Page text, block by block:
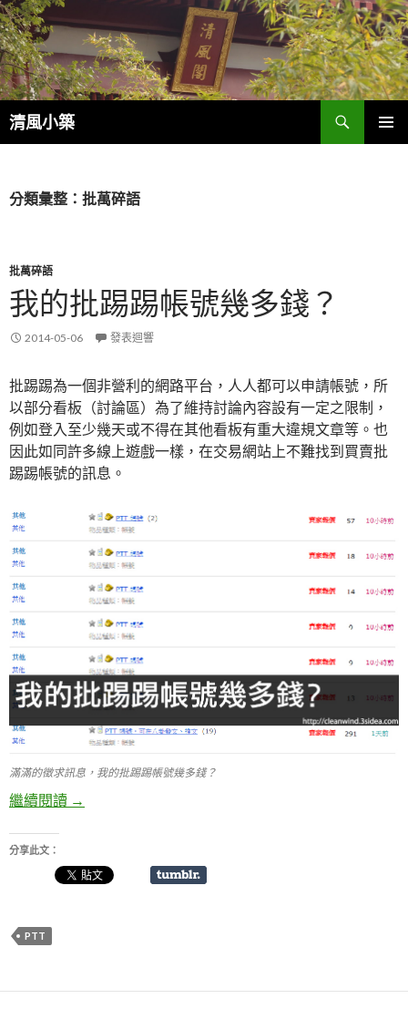
清風小築
搜
尋
容
分類彙整：批萬碎語
批萬碎語
我的批踢踢帳號幾多錢？
2014-05-06 發表迴響
批踢踢為一個非營利的網路平台，人人都可以申請帳號，所
以部分看板（討論區）為了維持討論內容設有一定之限制，
例如登入至少幾天或不得在其他看板有重大違規文章等。也
因此如同許多線上遊戲一樣，在交易網站上不難找到買賣批
踢踢帳號的訊息。
滿滿的徵求訊息，我的批踢踢帳號幾多錢？
繼續閱讀 我的批踢踢帳號幾多錢？
→
分享此文：
PTT